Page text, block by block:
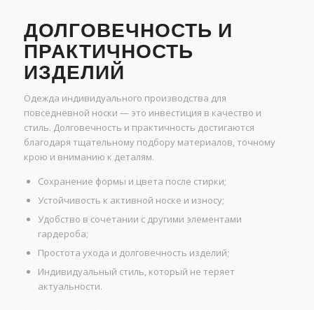
ДОЛГОВЕЧНОСТЬ И
ПРАКТИЧНОСТЬ
ИЗДЕЛИЙ
Одежда индивидуального производства для
повседневной носки — это инвестиция в качество и
стиль. Долговечность и практичность достигаются
благодаря тщательному подбору материалов, точному
крою и вниманию к деталям.
Сохранение формы и цвета после стирки;
Устойчивость к активной носке и износу;
Удобство в сочетании с другими элементами
гардероба;
Простота ухода и долговечность изделий;
Индивидуальный стиль, который не теряет
актуальности.